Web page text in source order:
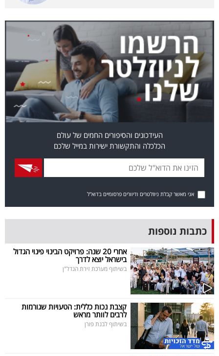
ניוזלטרים
מייל
אדום
אחרינו:
העידכונים והסיפורים החמים של עולם
הכלכלה והתקשורת ישירות במייל שלכם
אני מאשר קבלת ניוזלטרים ודיוורים פרסומיים בדוא"ל
כתבות נוספות
אחרי 20 שנה: פרויקט הבינוי פינוי הגדול
בישראל יוצא לדרך
בשיתוף מערכת זירת הנדל"ן
קצבת נכות כללית: הטעויות שגורמות
לרבים לוותר מראש
בשיתוף לבנת פורן